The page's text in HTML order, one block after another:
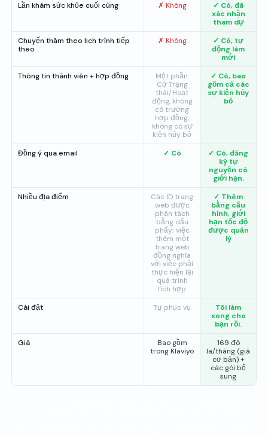
Lần khám sức khỏe cuối cùng
✗ Không
✓ Có, đã
xác nhận
tham dự
Chuyến thăm theo lịch trình tiếp
theo
✗ Không
✓ Có, tự
động làm
mới
Thông tin thành viên + hợp đồng
Một phần:
Cờ Trạng
thái/Hoạt
động, không
có trường
hợp đồng,
không có sự
kiện hủy bỏ
✓ Có, bao
gồm cả các
sự kiện hủy
bỏ
Đồng ý qua email ✓ Có
✓ Có, đăng
ký tự
nguyện có
giới hạn.
Nhiều địa điểm
Các ID trang
web được
phân tách
bằng dấu
phẩy; việc
thêm một
trang web
đồng nghĩa
với việc phải
thực hiện lại
quá trình
tích hợp.
✓ Thêm
bằng cấu
hình, giới
hạn tốc độ
được quản
lý
Cài đặt Tự phục vụ
Tôi làm
xong cho
bạn rồi.
Giá
Bao gồm
trong Klaviyo
169 đô
la/tháng (giá
cơ bản) +
các gói bổ
sung